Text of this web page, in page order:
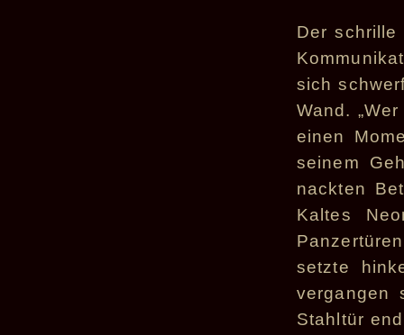
Der schrille
sich
Wand.
einen
seinem
nackten
Kaltes
setzte
vergangen
Stahltür